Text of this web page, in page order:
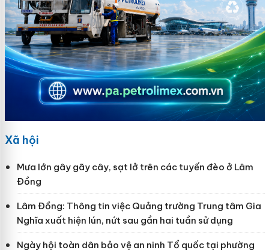
Xã hội
Mưa lớn gây gãy cây, sạt lở trên các tuyến đèo ở Lâm
Đồng
Lâm Đồng: Thông tin việc Quảng trường Trung tâm Gia
Nghĩa xuất hiện lún, nứt sau gần hai tuần sử dụng
Ngày hội toàn dân bảo vệ an ninh Tổ quốc tại phường